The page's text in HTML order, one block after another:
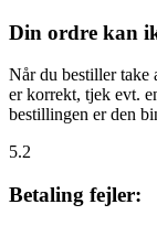
Din ordre kan
Når du bestiller take
er korrekt, tjek evt.
bestillingen er den
5.2
Betaling fejler: